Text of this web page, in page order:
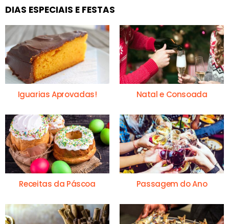
DIAS ESPECIAIS E FESTAS
Iguarias Aprovadas! Natal e Consoada
Receitas da Páscoa Passagem do Ano